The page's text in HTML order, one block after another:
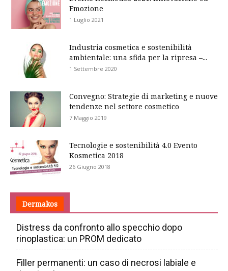
Emozione
1 Luglio 2021
Industria cosmetica e sostenibilità
ambientale: una sfida per la ripresa –...
1 Settembre 2020
Convegno: Strategie di marketing e nuove
tendenze nel settore cosmetico
7 Maggio 2019
Tecnologie e sostenibilità 4.0 Evento
Kosmetica 2018
26 Giugno 2018
Dermakos
Distress da confronto allo specchio dopo
rinoplastica: un PROM dedicato
Filler permanenti: un caso di necrosi labiale e